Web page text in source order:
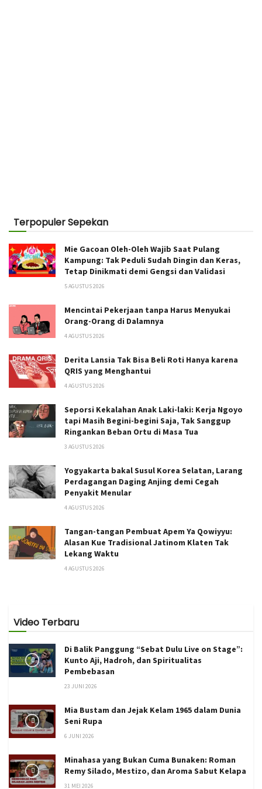
Terpopuler Sepekan
Mie Gacoan Oleh-Oleh Wajib Saat Pulang
Kampung: Tak Peduli Sudah Dingin dan Keras,
Tetap Dinikmati demi Gengsi dan Validasi
5 AGUSTUS 2026
Mencintai Pekerjaan tanpa Harus Menyukai
Orang-Orang di Dalamnya
4 AGUSTUS 2026
Derita Lansia Tak Bisa Beli Roti Hanya karena
QRIS yang Menghantui
4 AGUSTUS 2026
Seporsi Kekalahan Anak Laki-laki: Kerja Ngoyo
tapi Masih Begini-begini Saja, Tak Sanggup
Ringankan Beban Ortu di Masa Tua
3 AGUSTUS 2026
Yogyakarta bakal Susul Korea Selatan, Larang
Perdagangan Daging Anjing demi Cegah
Penyakit Menular
4 AGUSTUS 2026
Tangan-tangan Pembuat Apem Ya Qowiyyu:
Alasan Kue Tradisional Jatinom Klaten Tak
Lekang Waktu
4 AGUSTUS 2026
Video Terbaru
Di Balik Panggung “Sebat Dulu Live on Stage”:
Kunto Aji, Hadroh, dan Spiritualitas
Pembebasan
23 JUNI 2026
Mia Bustam dan Jejak Kelam 1965 dalam Dunia
Seni Rupa
6 JUNI 2026
Minahasa yang Bukan Cuma Bunaken: Roman
Remy Silado, Mestizo, dan Aroma Sabut Kelapa
31 MEI 2026